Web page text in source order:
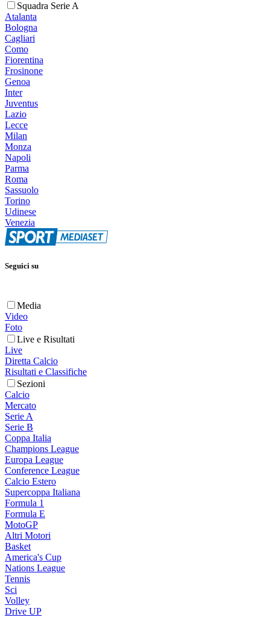
Squadra Serie A
Atalanta
Bologna
Cagliari
Como
Fiorentina
Frosinone
Genoa
Inter
Juventus
Lazio
Lecce
Milan
Monza
Napoli
Parma
Roma
Sassuolo
Torino
Udinese
Venezia
Seguici su
Media
Video
Foto
Live e Risultati
Live
Diretta Calcio
Risultati e Classifiche
Sezioni
Calcio
Mercato
Serie A
Serie B
Coppa Italia
Champions League
Europa League
Conference League
Calcio Estero
Supercoppa Italiana
Formula 1
Formula E
MotoGP
Altri Motori
Basket
America's Cup
Nations League
Tennis
Sci
Volley
Drive UP